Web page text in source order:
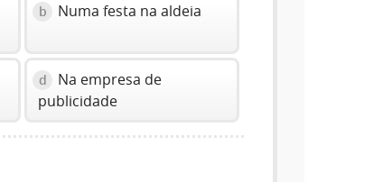
b Numa festa na aldeia
d
Na empresa de
publicidade